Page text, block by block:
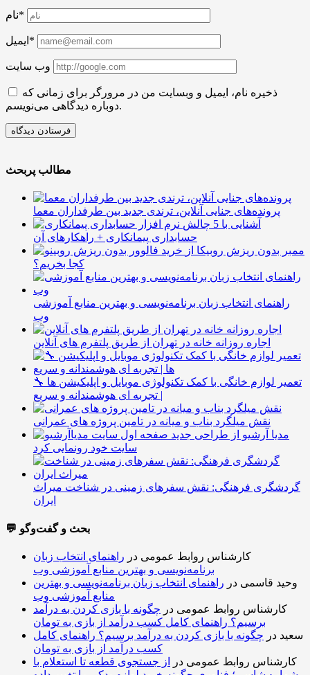
نام*
ایمیل*
وب سایت
ذخیره نام، ایمیل و وبسایت من در مرورگر برای زمانی که
دوباره دیدگاهی می‌نویسم.
مطالب پربحث
پرونده‌های جنایی آنلاین، ترندی جدید بین طرفداران معما
آشنایی با 5 چالش
حسابداری پیمانکاری + راهکارهای آن
ممبر بدون ریزش روبیکا از
کجا بخریم؟
راهنمای انتخاب زبان برنامه‌نویسی و بهترین منابع آموزشی
وب
اجاره روزانه خانه در تهران از طریق پلتفرم های آنلاین
🔧 تعمیر لوازم خانگی با کمک تکنولوژی موبایل و اپلیکیشن ها
| تجربه ای هوشمندانه و سریع
نقش میلگرد بناب و میانه در تامین پروژه های عمرانی
مدیا آرشیو از طراحی جدید
سایت خود رونمایی کرد
گردشگری فرهنگی: نقش سفرهای زمینی در شناخت میراث
ایران
💬 بحث و گفت‌وگو
کارشناس روابط عمومی در راهنمای انتخاب زبان
برنامه‌نویسی و بهترین منابع آموزشی وب
وحید قاسمی در راهنمای انتخاب زبان برنامه‌نویسی و بهترین
منابع آموزشی وب
کارشناس روابط عمومی در چگونه با بازی کردن به درآمد
برسیم؟ راهنمای کامل کسب درآمد از بازی به تومان
سعید در چگونه با بازی کردن به درآمد برسیم؟ راهنمای کامل
کسب درآمد از بازی به تومان
کارشناس روابط عمومی در
از جستجوی قطعه تا استعلام با